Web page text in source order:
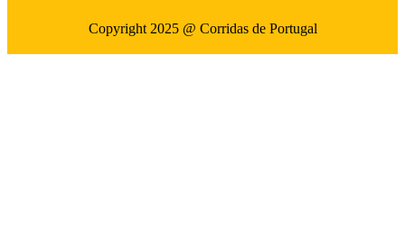
Copyright 2025 @ Corridas de Portugal